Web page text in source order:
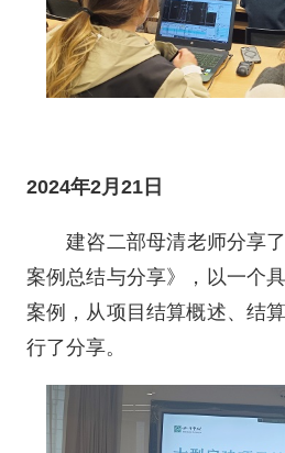
2024年2月21日
建咨二部母清老师分享了
案例总结与分享》，以一个
案例，从项目结算概述、结
行了分享。